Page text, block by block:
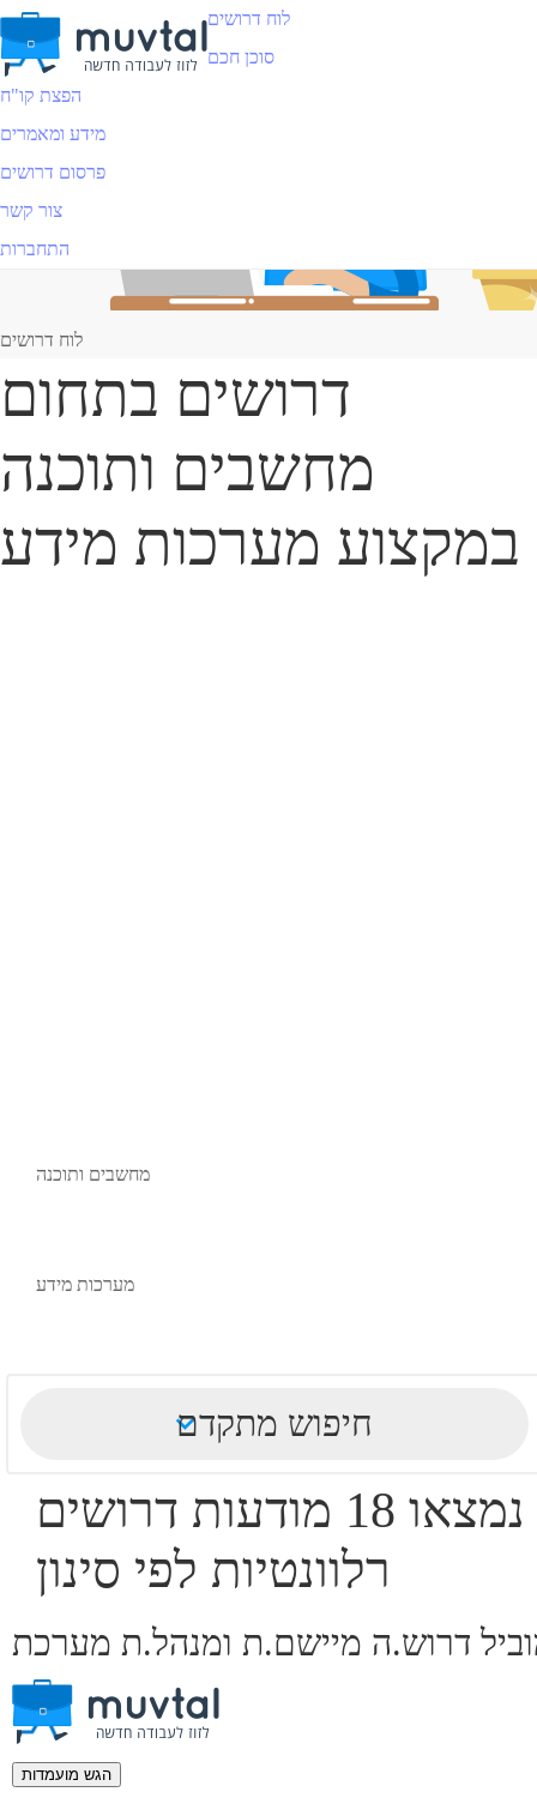
לוח דרושים
סוכן חכם
הפצת קו"ח
מידע ומאמרים
פרסום דרושים
צור קשר
התחברות
לוח דרושים
דרושים בתחום
מחשבים ותוכנה
במקצוע מערכות מידע
מחשבים ותוכנה
מערכות מידע
חיפוש מתקדם
נמצאו 18 מודעות דרושים
רלוונטיות לפי סינון
הגש מועמדות